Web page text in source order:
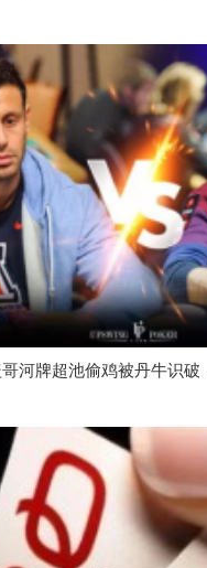
哥河牌超池偷鸡被丹牛识